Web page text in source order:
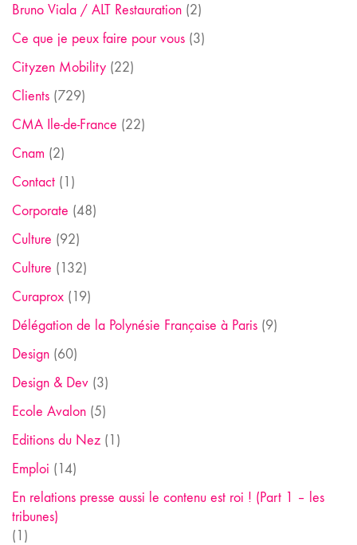
Bruno Viala / ALT Restauration (2)
Ce que je peux faire pour vous (3)
Cityzen Mobility (22)
Clients (729)
CMA Ile-de-France (22)
Cnam (2)
Contact (1)
Corporate (48)
Culture (92)
Culture (132)
Curaprox (19)
Délégation de la Polynésie Française à Paris (9)
Design (60)
Design & Dev (3)
Ecole Avalon (5)
Editions du Nez (1)
Emploi (14)
En relations presse aussi le contenu est roi ! (Part 1 – les
tribunes)
(1)